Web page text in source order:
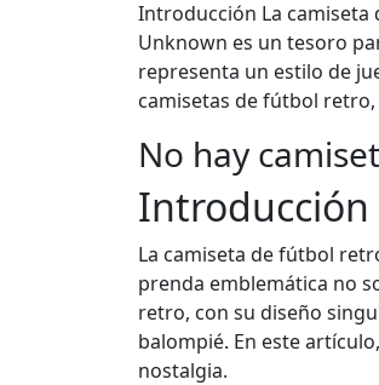
Introducción La camiseta
Unknown es un tesoro
representa un estilo de
camisetas de fútbol
No hay
Introducción
La camiseta de fútbol
prenda emblemática no
retro, con su diseño
balompié. En este
nostalgia.